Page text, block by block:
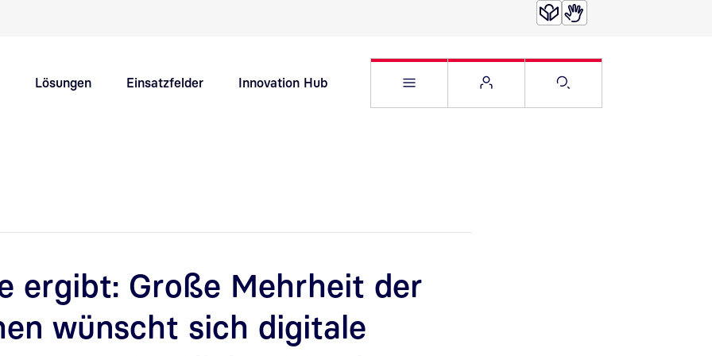
Lösungen Einsatzfelder Innovation Hub Websitemenü öffnenService Menü öffnen
Suche öffnen
ergibt: Große Mehrheit der
wünscht sich digitale